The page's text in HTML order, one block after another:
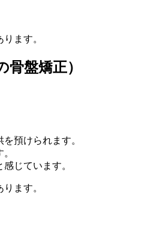
ます。
盤矯正）
預けられます。
じています。
ます。